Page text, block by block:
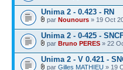
Unima 2 - 0.423 - RN
par Nounours » 19 Oct
Unima 2 - 0-425 -
par Bruno PERES » 22
Unima 2 - V 0.421 -
par Gilles MATHIEU » 19